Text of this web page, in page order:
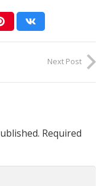
Next Post
Required